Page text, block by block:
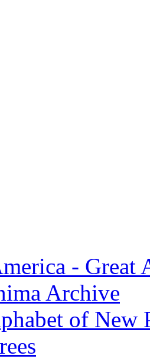
- Great
Archive
of New